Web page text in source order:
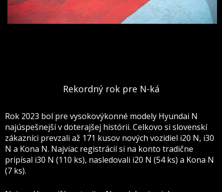
Rekordný rok pre N-ká
Rok 2023 bol pre vysokovýkonné modely Hyundai N
najúspešnejší v doterajšej histórii. Celkovo si slovenskí
zákazníci prevzali až 171 kusov nových vozidiel i20 N, i30
N a Kona N. Najviac registrácií si na konto tradične
pripísal i30 N (110 ks), nasledovali i20 N (54 ks) a Kona N
(7 ks).